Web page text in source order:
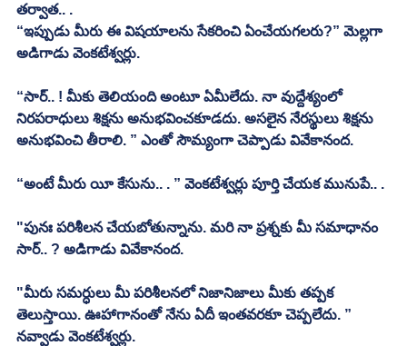
తర్వాత.. .
“ఇప్పుడు మీరు ఈ విషయాలను సేకరించి ఏంచేయగలరు?” మెల్లగా
అడిగాడు వెంకటేశ్వర్లు.
“సార్.. ! మీకు తెలియంది అంటూ ఏమీలేదు. నా వుద్దేశ్యంలో
నిరపరాధులు శిక్షను అనుభవించకూడదు. అసలైన నేరస్థులు శిక్షను
అనుభవించి తీరాలి. ” ఎంతో సౌమ్యంగా చెప్పాడు వివేకానంద.
“అంటే మీరు యీ కేసును.. . ” వెంకటేశ్వర్లు పూర్తి చేయక మునుపే.. .
"పునః పరిశీలన చేయబోతున్నాను. మరి నా ప్రశ్నకు మీ సమాధానం
సార్.. ? అడిగాడు వివేకానంద.
"మీరు సమర్ధులు మీ పరిశీలనలో నిజానిజాలు మీకు తప్పక
తెలుస్తాయి. ఊహాగానంతో నేను ఏదీ ఇంతవరకూ చెప్పలేదు. ”
నవ్వాడు వెంకటేశ్వర్లు.